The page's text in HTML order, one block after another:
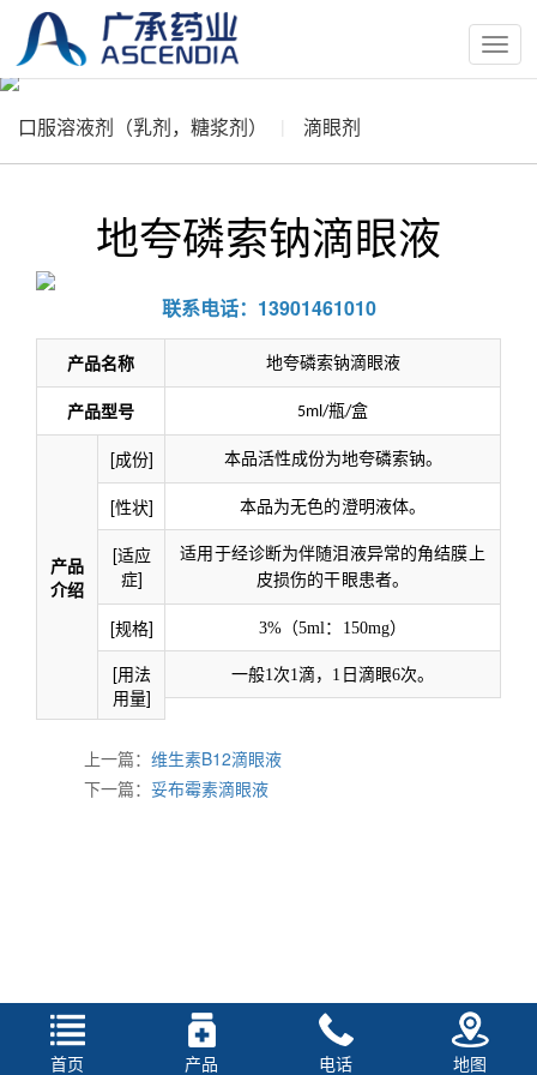
按
钮
口服溶液剂（乳剂，糖浆剂） 滴眼剂
地夸磷索钠滴眼液
联系电话：13901461010
产品名称 地夸磷索钠滴眼液
产品型号 5ml/瓶/盒
产品
介绍
[成份] 本品活性成份为地夸磷索钠。
[性状] 本品为无色的澄明液体。
[适应
症]
适用于经诊断为伴随泪液异常的角结膜上
皮损伤的干眼患者。
[规格] 3%（5ml：150mg）
[用法
用量]
一般1次1滴，1日滴眼6次。
上一篇： 维生素B12滴眼液
下一篇： 妥布霉素滴眼液
首页 产品 电话 地图